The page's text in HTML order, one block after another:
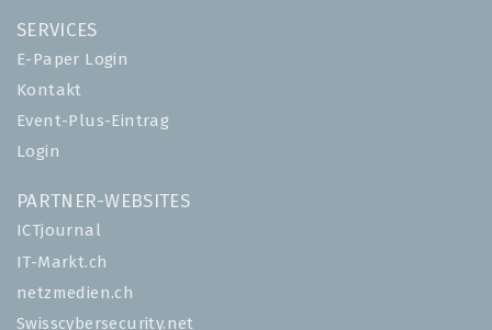
SERVICES
E-Paper Login
Kontakt
Event-Plus-Eintrag
Login
PARTNER-WEBSITES
ICTjournal
IT-Markt.ch
netzmedien.ch
Swisscybersecurity.net